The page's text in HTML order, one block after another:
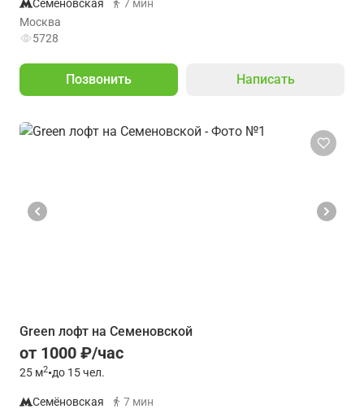
Семёновская
7 мин
Москва
5728
Позвонить Написать
Green лофт на Семеновской
от 1000 ₽/час
25 м2•до 15 чел.
Семёновская
7 мин